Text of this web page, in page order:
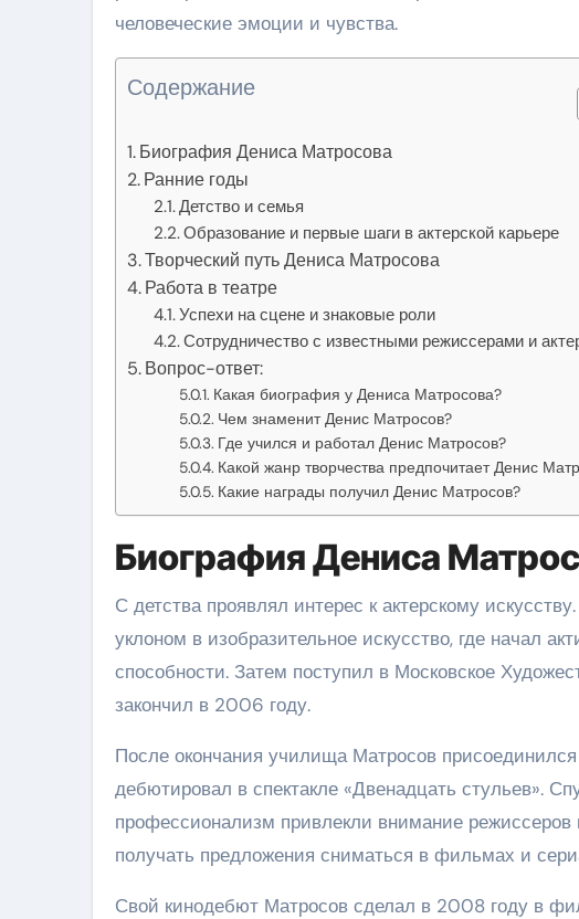
человеческие эмоции и чувства.
Содержание
Биография Дениса Матросова
Ранние годы
Детство и семья
Образование и первые шаги в актерской карьере
Творческий путь Дениса Матросова
Работа в театре
Успехи на сцене и знаковые роли
Сотрудничество с известными режиссерами и
Вопрос-ответ:
Какая биография у Дениса Матросова?
Чем знаменит Денис Матросов?
Где учился и работал Денис Матросов?
Какой жанр творчества предпочитает Денис
Какие награды получил Денис Матросов?
Биография Дениса
С детства проявлял интерес к актерскому
уклоном в изобразительное искусство, где начал
способности. Затем поступил в Московское
закончил в 2006 году.
После окончания училища Матросов
дебютировал в спектакле «Двенадцать стульев».
профессионализм привлекли внимание
получать предложения сниматься в фильмах и
Свой кинодебют Матросов сделал в 2008 году в